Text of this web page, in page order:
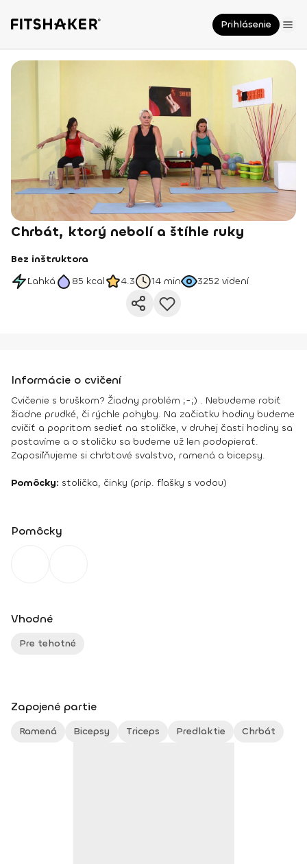
Prihlásenie
Chrbát, ktorý nebolí a štíhle ruky
Bez inštruktora
Ľahká
85 kcal 4.3 14 min 3252 videní
Informácie o cvičení
Cvičenie s bruškom? Žiadny problém ;-;) . Nebudeme robiť
žiadne prudké, či rýchle pohyby. Na začiatku hodiny budeme
cvičiť a popritom sedieť na stoličke, v druhej časti hodiny sa
postavíme a o stoličku sa budeme už len podopierať.
Zaposiľňujeme si chrbtové svalstvo, ramená a bicepsy.
Pomôcky: stolička, činky (príp. fľašky s vodou)
Pomôcky
Vhodné
Pre tehotné
Zapojené partie
Ramená Bicepsy Triceps Predlaktie Chrbát